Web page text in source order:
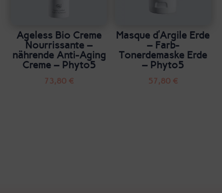
Ageless Bio Creme
Nourrissante –
nährende Anti-Aging
Creme – Phyto5
73,80 €
Masque d’Argile Erde
– Farb-
Tonerdemaske Erde
– Phyto5
57,80 €